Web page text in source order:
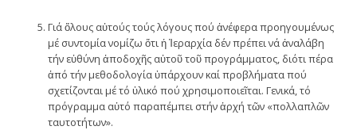
Γιά ὅλους αὐτούς τούς λόγους πού ἀνέφερα προηγουμένως
μέ συντομία νομίζω ὅτι ἡ Ἱεραρχία δέν πρέπει νά ἀναλάβη
τήν εὐθύνη ἀποδοχῆς αὐτοῦ τοῦ προγράμματος, διότι πέρα
ἀπό τήν μεθοδολογία ὑπάρχουν καί προβλήματα πού
σχετίζονται μέ τό ὑλικό πού χρησιμοποιεῖται. Γενικά, τό
πρόγραμμα αὐτό παραπέμπει στήν ἀρχή τῶν «πολλαπλῶν
ταυτοτήτων».